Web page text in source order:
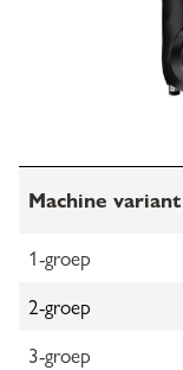
Machine variant
1-groep
2-groep
3-groep